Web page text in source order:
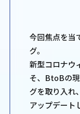
今回焦点を当
グ。
新型コロナウ
そ、BtoBの
グを取り入れ
アップデート